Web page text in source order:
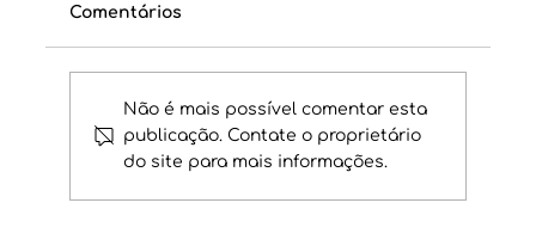
IRPF 2024, regulamentação e novas
Comentários
Não é mais possível comentar esta
publicação. Contate o proprietário
do site para mais informações.